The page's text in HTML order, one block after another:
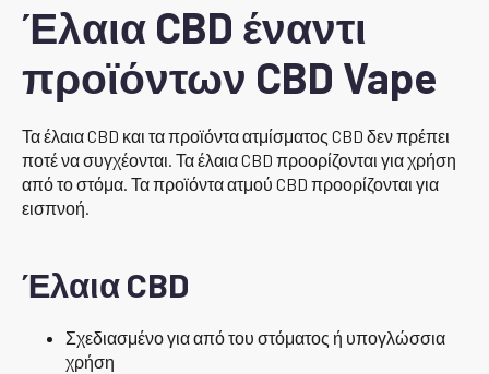
Έλαια CBD έναντι
προϊόντων CBD Vape
Τα έλαια CBD και τα προϊόντα ατμίσματος CBD δεν πρέπει
ποτέ να συγχέονται. Τα έλαια CBD προορίζονται για χρήση
από το στόμα. Τα προϊόντα ατμού CBD προορίζονται για
εισπνοή.
Έλαια CBD
Σχεδιασμένο για από του στόματος ή υπογλώσσια
χρήση